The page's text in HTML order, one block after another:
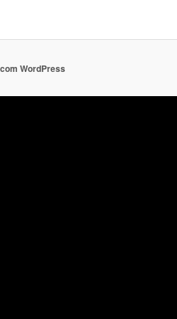
WordPress